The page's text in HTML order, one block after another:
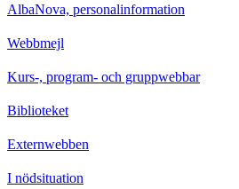
AlbaNova, personalinformation
Webbmejl
Kurs-, program- och gruppwebbar
Biblioteket
Externwebben
I nödsituation